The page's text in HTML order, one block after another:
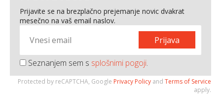
Prijavite se na brezplačno prejemanje novic dvakrat
mesečno na vaš email naslov.
Prijava
Seznanjem sem s splošnimi pogoji.
Protected by reCAPTCHA, Google Privacy Policy and Terms of Service
apply.